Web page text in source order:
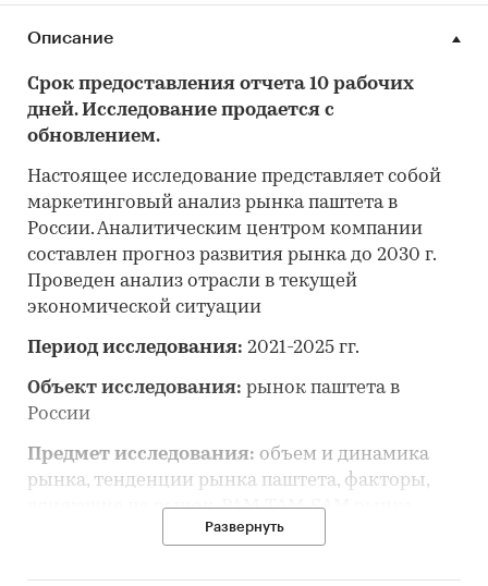
Описание
Срок предоставления отчета 10 рабочих
дней. Исследование продается с
обновлением.
Настоящее исследование представляет собой
маркетинговый анализ рынка паштета в
России. Аналитическим центром компании
составлен прогноз развития рынка до 2030 г.
Проведен анализ отрасли в текущей
экономической ситуации
Период исследования: 2021-2025 гг.
Объект исследования: рынок паштета в
России
Предмет исследования: объем и динамика
рынка, тенденции рынка паштета, факторы,
влияющие на рынок, PAM-TAM-SAM рынка,
основные конкуренты, потребители, цены,
Развернуть